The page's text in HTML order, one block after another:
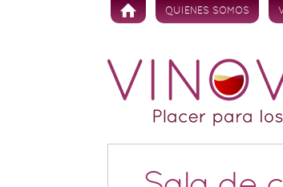
Skip to content
QUIENES SOMOS